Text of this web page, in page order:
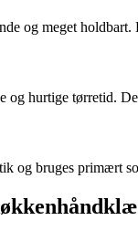
og meget
hurtige tørretid.
og bruges primært